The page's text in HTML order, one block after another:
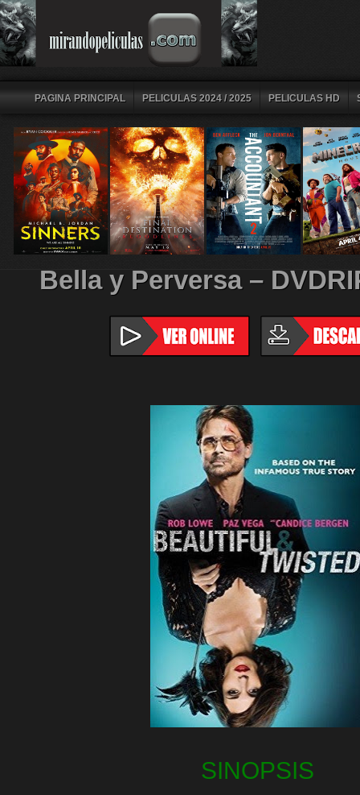
PAGINA PRINCIPAL PELICULAS 2024 / 2025 PELICULAS HD
Bella y Perversa –
SINOPSIS